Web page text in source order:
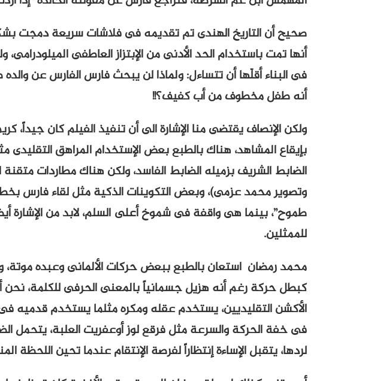
صحيح أن التاريخ الهندى تم تقديمه فى فلاشات سريعة دمجت
أنها تمت باستخدام الحد الأدنى من الإبتزاز العاطفى
فى البناء أقلّها أن تتساءل: ولماذا لن يبحث فارس الفارس عن
أنه طفل مخطوف من أب كفيف؟!!
ولكن الإنصاف يقتضى منا الإشارة الى أن تنفيذ الفيلم كان
بإيقاع المشاهد، هناك بالطبع بعض الإستخدام المراهق التقليدى
الضابط الشريف بزميله الضابط الفاسد، ولكن هناك مطاردات
وتصوير محمد عزمى)، وبعض التكوينات الذكية مثل لقاء فارس
طموح”، بينما هى واقفة فى شموخ أعلى السلم، لابد من الإشارة
للممثلين.
محمد رمضان استعان بالطبع ببعض حركات الألمانى وعبده موتة،
كبطل حركة رغم أنه هزيل جسمانياً بالمعنى الحرفى للكلمة،
الأكشن التقليديين، يستخدم عقله ومكره مثلما يستخدم قدميه
فى خفة الحركة والسرعة مثل فرقع لوز أوعفريت العلبة، يتحمل
لردها، يتقبل الإساءة إنتظاراً لفرصة الإنتقام عندما تحين اللحظة